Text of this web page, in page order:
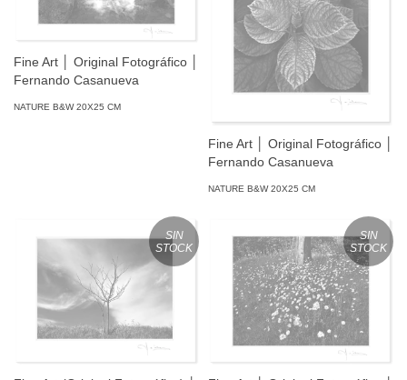
Fine Art │ Original Fotográfico │
Fernando Casanueva
NATURE B&W 20X25 CM
Fine Art │ Original Fotográfico │
Fernando Casanueva
NATURE B&W 20X25 CM
SIN
STOCK
SIN
STOCK